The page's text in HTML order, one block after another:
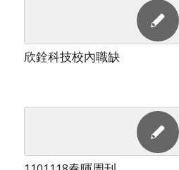
欣銓科技校內職缺